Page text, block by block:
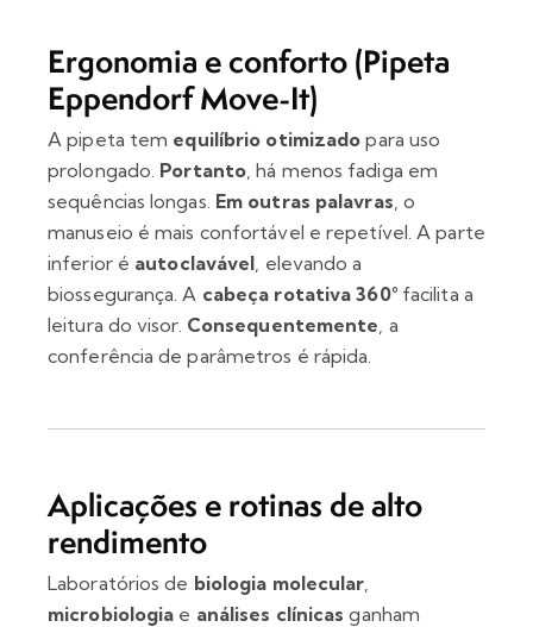
Ergonomia e conforto (Pipeta
Eppendorf Move-It)
A pipeta tem equilíbrio otimizado para uso
prolongado. Portanto , há menos fadiga em
sequências longas. Em outras palavras , o
manuseio é mais confortável e repetível. A parte
inferior é autoclavável , elevando a
biossegurança. A cabeça rotativa 360°facilita a
leitura do visor. Consequentemente , a
conferência de parâmetros é rápida.
Aplicações e rotinas de alto
rendimento
Laboratórios de biologia molecular
microbiologia e análises clínicas ganham